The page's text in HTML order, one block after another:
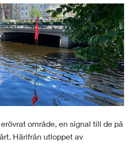
område, en signal till de på
Härifrån utloppet av